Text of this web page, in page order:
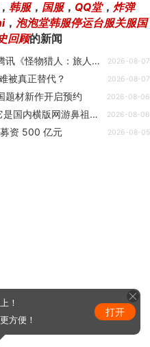
韩服， 国服， QQ堂， 炸弹
， 泡泡堂韩服停运台服关服国
回顾的新闻
中国大陆首款怪猎正版动作手游！腾讯《怪物猎人：旅人》今日开测 2026-08-07
被真正替代？ 2026-08-07
题材新作开启预约 2026-08-06
图个好回忆：三个月赚了1.19亿！它是国内横版网游鼻祖，150万人同时在线 2026-08-06
资 500 亿元 2026-08-05
！
方便！
打开